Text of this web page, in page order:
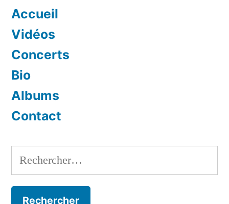
Accueil
Vidéos
Concerts
Bio
Albums
Contact
Rechercher :